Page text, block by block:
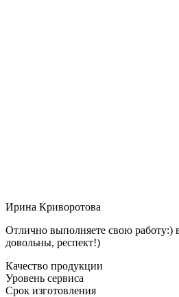
Ирина Криворотова
Отлично выполняете свою работу:)
довольны, респект!)
Качество продукции
Уровень сервиса
Срок изготовления